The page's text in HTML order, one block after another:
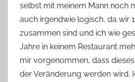
selbst mit meinem Mann noch
auch irgendwie logisch, da wir
zusammen sind und ich wie
Jahre in keinem Restaurant
mir vorgenommen, dass
der Veränderung werden wird.